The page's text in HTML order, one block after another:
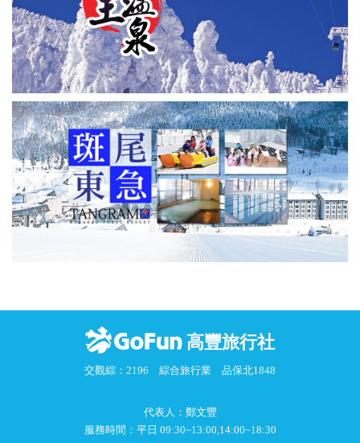
高豐旅行社
交觀綜：2196 綜合旅行業 品保北1848
代表人：鄭文豐
服務時間：平日 09:30~13:00,14:00~18:30